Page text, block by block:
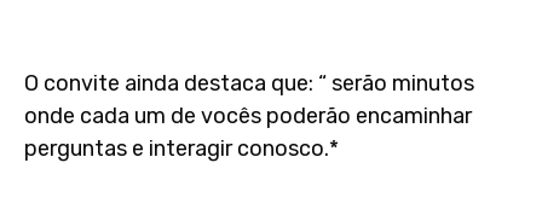
O convite ainda destaca que: “ serão minutos
onde cada um de vocês poderão encaminhar
perguntas e interagir conosco.*